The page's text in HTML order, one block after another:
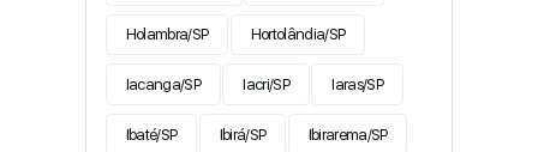
Holambra/SP Hortolândia/SP
Iacanga/SP Iacri/SP Iaras/SP
Ibaté/SP Ibirá/SP Ibirarema/SP